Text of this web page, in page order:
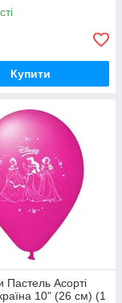
Купити
Пастель Асорті
10" (26 см) (1